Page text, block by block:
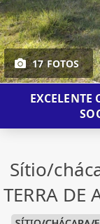
17 FOTOS
EXCELENTE
Sítio/
TERRA DE